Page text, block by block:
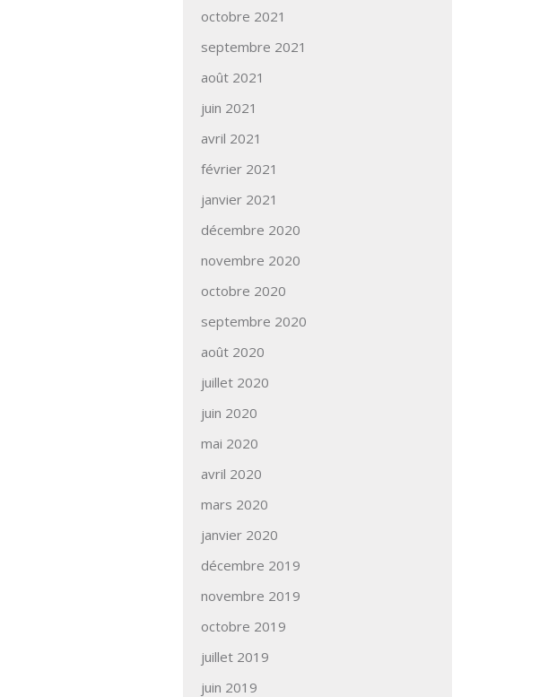
octobre 2021
septembre 2021
août 2021
juin 2021
avril 2021
février 2021
janvier 2021
décembre 2020
novembre 2020
octobre 2020
septembre 2020
août 2020
juillet 2020
juin 2020
mai 2020
avril 2020
mars 2020
janvier 2020
décembre 2019
novembre 2019
octobre 2019
juillet 2019
juin 2019